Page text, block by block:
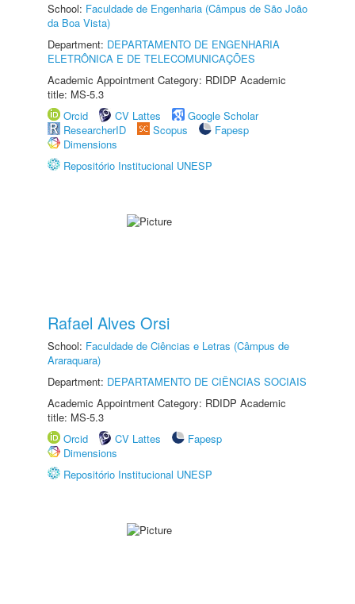
School: Faculdade de Engenharia (Câmpus de São João
da Boa Vista)
Department: DEPARTAMENTO DE ENGENHARIA
ELETRÔNICA E DE TELECOMUNICAÇÕES
Academic Appointment Category: RDIDP Academic
title: MS-5.3
Orcid
CV Lattes
Google Scholar
ResearcherID
Scopus
Fapesp
Dimensions
Repositório Institucional UNESP
Rafael Alves Orsi
School: Faculdade de Ciências e Letras (Câmpus de
Araraquara)
Department: DEPARTAMENTO DE CIÊNCIAS SOCIAIS
Academic Appointment Category: RDIDP Academic
title: MS-5.3
Orcid
CV Lattes
Fapesp
Dimensions
Repositório Institucional UNESP